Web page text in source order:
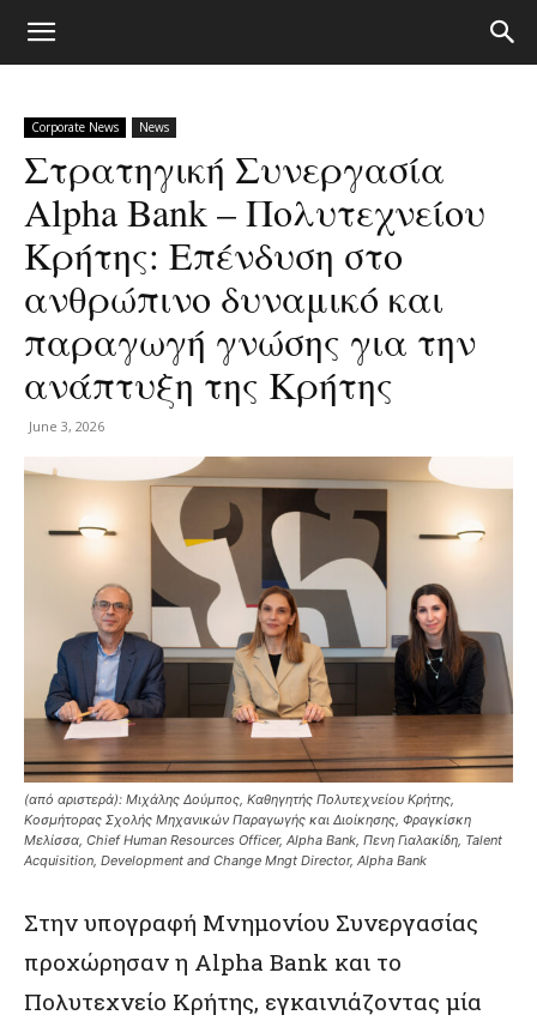
Corporate News News
Στρατηγική Συνεργασία
Alpha Bank – Πολυτεχνείου
Κρήτης: Επένδυση στο
ανθρώπινο δυναμικό και
παραγωγή γνώσης για την
ανάπτυξη της Κρήτης
June 3, 2026
(από αριστερά): Μιχάλης Δούμπος, Καθηγητής Πολυτεχνείου Κρήτης,
Κοσμήτορας Σχολής Μηχανικών Παραγωγής και Διοίκησης, Φραγκίσκη
Μελίσσα, Chief Human Resources Officer, Alpha Bank, Πενη Γιαλακίδη, Talent
Acquisition, Development and Change Mngt Director, Alpha Bank
Στην υπογραφή Μνημονίου Συνεργασίας
προχώρησαν η Alpha Bank και το
Πολυτεχνείο Κρήτης, εγκαινιάζοντας μία